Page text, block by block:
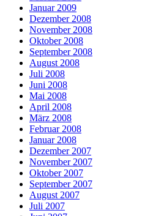
Januar 2009
Dezember 2008
November 2008
Oktober 2008
September 2008
August 2008
Juli 2008
Juni 2008
Mai 2008
April 2008
März 2008
Februar 2008
Januar 2008
Dezember 2007
November 2007
Oktober 2007
September 2007
August 2007
Juli 2007